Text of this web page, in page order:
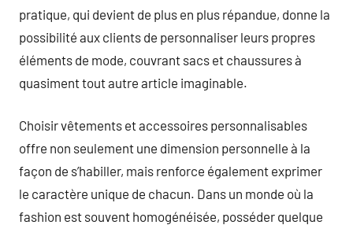
pratique, qui devient de plus en plus répandue, donne la
possibilité aux clients de personnaliser leurs propres
éléments de mode, couvrant sacs et chaussures à
quasiment tout autre article imaginable.
Choisir vêtements et accessoires personnalisables
offre non seulement une dimension personnelle à la
façon de s’habiller, mais renforce également exprimer
le caractère unique de chacun. Dans un monde où la
fashion est souvent homogénéisée, posséder quelque